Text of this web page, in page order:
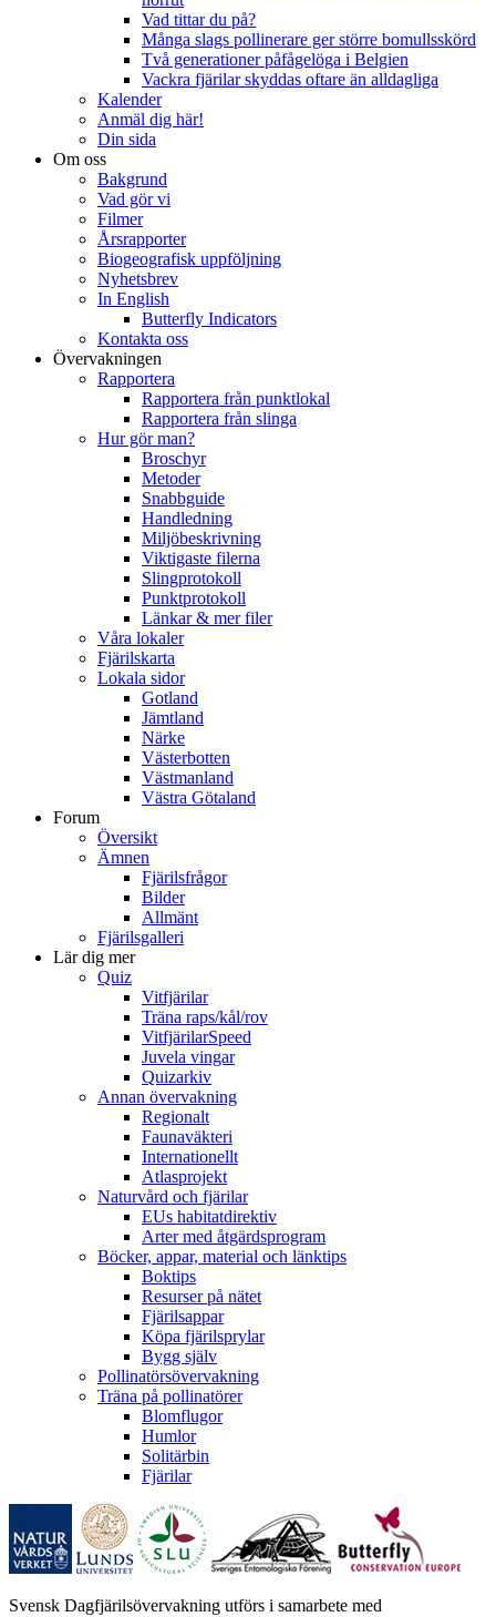
Vad tittar du på?
Många slags pollinerare ger större bomullsskörd
Två generationer påfågelöga i Belgien
Vackra fjärilar skyddas oftare än alldagliga
Kalender
Anmäl dig här!
Din sida
Om oss
Bakgrund
Vad gör vi
Filmer
Årsrapporter
Biogeografisk uppföljning
Nyhetsbrev
In English
Butterfly Indicators
Kontakta oss
Övervakningen
Rapportera
Rapportera från punktlokal
Rapportera från slinga
Hur gör man?
Broschyr
Metoder
Snabbguide
Handledning
Miljöbeskrivning
Viktigaste filerna
Slingprotokoll
Punktprotokoll
Länkar & mer filer
Våra lokaler
Fjärilskarta
Lokala sidor
Gotland
Jämtland
Närke
Västerbotten
Västmanland
Västra Götaland
Forum
Översikt
Ämnen
Fjärilsfrågor
Bilder
Allmänt
Fjärilsgalleri
Lär dig mer
Quiz
Vitfjärilar
Träna raps/kål/rov
VitfjärilarSpeed
Juvela vingar
Quizarkiv
Annan övervakning
Regionalt
Faunaväkteri
Internationellt
Atlasprojekt
Naturvård och fjärilar
EUs habitatdirektiv
Arter med åtgärdsprogram
Böcker, appar, material och länktips
Boktips
Resurser på nätet
Fjärilsappar
Köpa fjärilsprylar
Bygg själv
Pollinatörsövervakning
Träna på pollinatörer
Blomflugor
Humlor
Solitärbin
Fjärilar
Svensk Dagfjärilsövervakning utförs i samarbete med